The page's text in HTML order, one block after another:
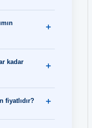
kadar
fiyatlıdır?